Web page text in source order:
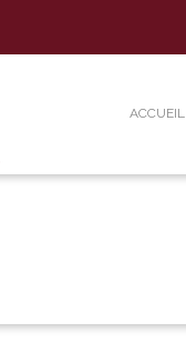
ACCUEIL